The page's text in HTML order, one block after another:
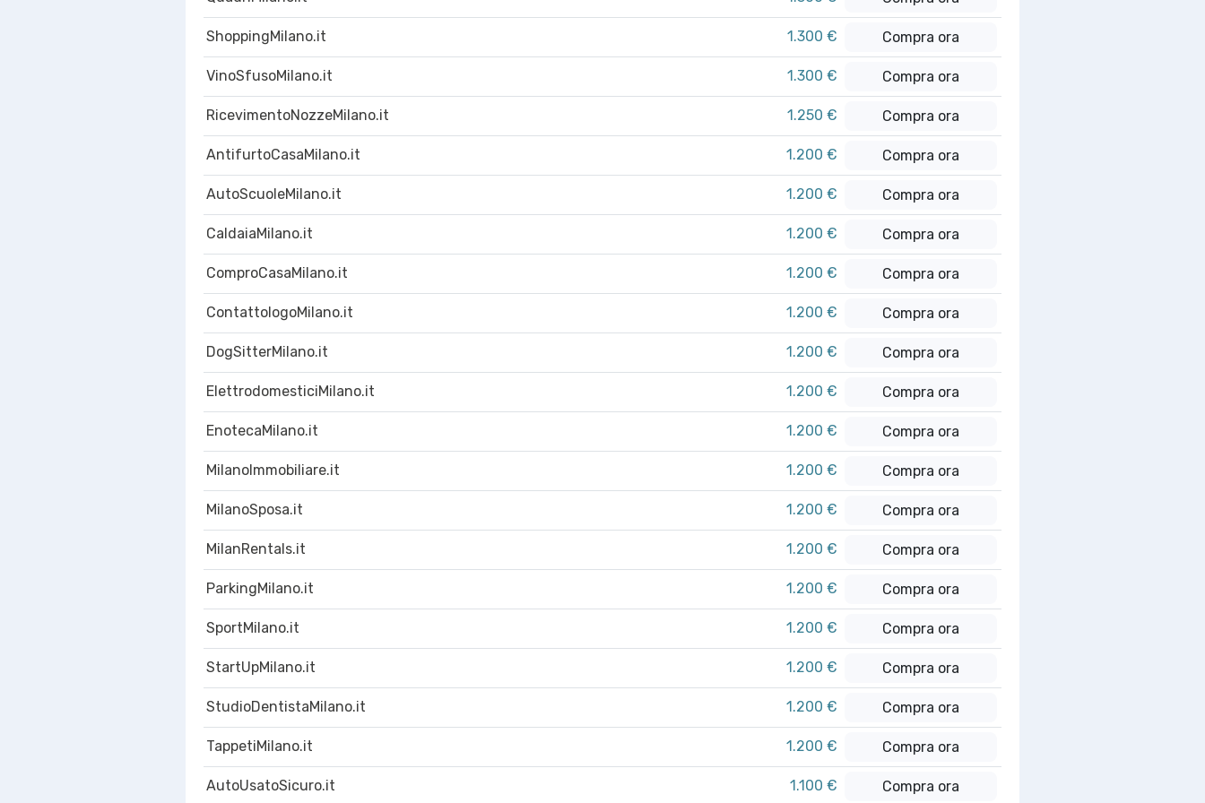
ShoppingMilano.it 1.300 € Compra ora
VinoSfusoMilano.it 1.300 € Compra ora
RicevimentoNozzeMilano.it 1.250 € Compra ora
AntifurtoCasaMilano.it 1.200 € Compra ora
AutoScuoleMilano.it 1.200 € Compra ora
CaldaiaMilano.it 1.200 € Compra ora
ComproCasaMilano.it 1.200 € Compra ora
ContattologoMilano.it 1.200 € Compra ora
DogSitterMilano.it 1.200 € Compra ora
ElettrodomesticiMilano.it 1.200 € Compra ora
EnotecaMilano.it 1.200 € Compra ora
MilanoImmobiliare.it 1.200 € Compra ora
MilanoSposa.it 1.200 € Compra ora
MilanRentals.it 1.200 € Compra ora
ParkingMilano.it 1.200 € Compra ora
SportMilano.it 1.200 € Compra ora
StartUpMilano.it 1.200 € Compra ora
StudioDentistaMilano.it 1.200 € Compra ora
TappetiMilano.it 1.200 € Compra ora
AutoUsatoSicuro.it 1.100 € Compra ora